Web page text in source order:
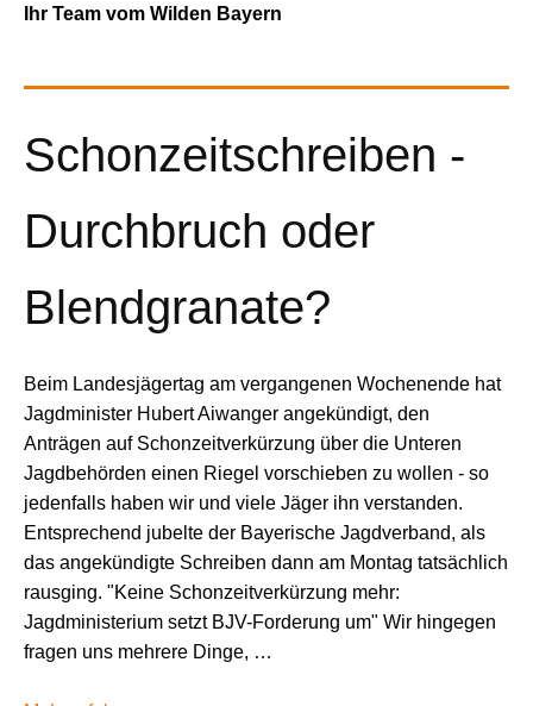
Ihr Team vom Wilden Bayern
Schonzeitschreiben -
Durchbruch oder
Blendgranate?
Beim Landesjägertag am vergangenen Wochenende hat
Jagdminister Hubert Aiwanger angekündigt, den
Anträgen auf Schonzeitverkürzung über die Unteren
Jagdbehörden einen Riegel vorschieben zu wollen - so
jedenfalls haben wir und viele Jäger ihn verstanden.
Entsprechend jubelte der Bayerische Jagdverband, als
das angekündigte Schreiben dann am Montag tatsächlich
rausging. "Keine Schonzeitverkürzung mehr:
Jagdministerium setzt BJV-Forderung um" Wir hingegen
fragen uns mehrere Dinge, …